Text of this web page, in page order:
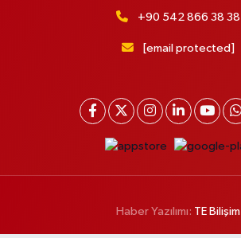
+90 542 866 38 38
[email protected]
Haber Yazılımı: TE Bilişim